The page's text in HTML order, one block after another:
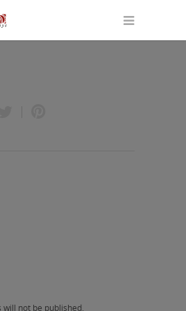
not be published.